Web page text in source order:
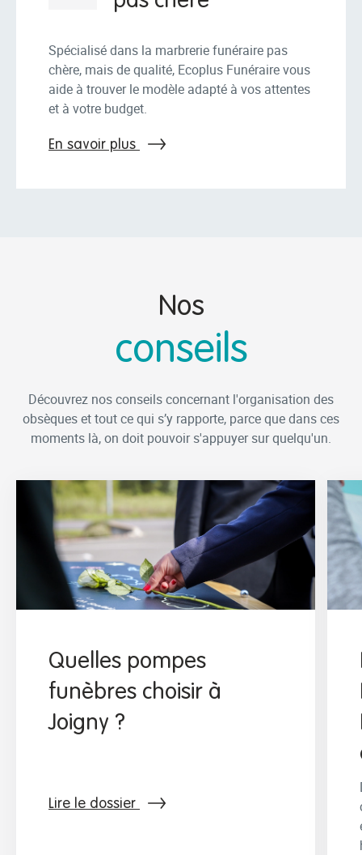
Spécialisé dans la marbrerie funéraire pas
chère, mais de qualité, Ecoplus Funéraire vous
aide à trouver le modèle adapté à vos attentes
et à votre budget.
En savoir plus
Nos
conseils
Découvrez nos conseils concernant l'organisation des
obsèques et tout ce qui s’y rapporte, parce que dans ces
moments là, on doit pouvoir s'appuyer sur quelqu'un.
Quelles pompes
funèbres choisir à
Joigny ?
Lire le dossier